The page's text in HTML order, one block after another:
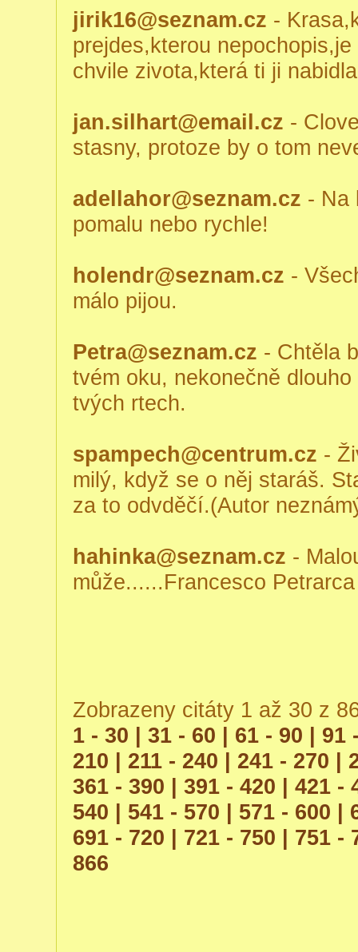
jirik16@seznam.cz -
prejdes,kterou
chvile zivota,která ti ji
jan.silhart@email.cz -
stasny, protoze by o tom
adellahor@seznam.cz - Na
pomalu nebo rychle!
holendr@seznam.cz -
málo pijou.
Petra@seznam.cz - Chtěla
tvém oku, nekonečně
tvých rtech.
spampech@centrum.cz -
milý, když se o něj staráš.
za to odvděčí.(Autor
hahinka@seznam.cz -
může......Francesco Petrarca
Zobrazeny citáty 1 až 30 z
1 - 30 | 31 - 60 | 61 - 90 | 91
210 | 211 - 240 | 241 - 270 |
361 - 390 | 391 - 420 | 421 -
540 | 541 - 570 | 571 - 600 |
691 - 720 | 721 - 750 | 751 -
866